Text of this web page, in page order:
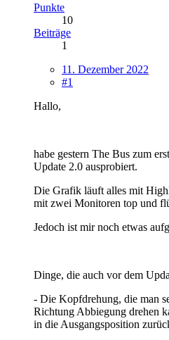
Punkte
10
Beiträge
1
11. Dezember 2022
#1
Hallo,
habe gestern The Bus zum
Update 2.0 ausprobiert.
Die Grafik läuft alles mit
mit zwei Monitoren top und
Jedoch ist mir noch etwas
Dinge, die auch vor dem
- Die Kopfdrehung, die man
Richtung Abbiegung drehen
in die Ausgangsposition